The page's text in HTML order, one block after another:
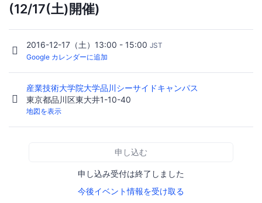
(12/17(土)開催)
2016-12-17（土）13:00 - 15:00 JST
Google カレンダーに追加
産業技術大学院大学品川シーサイドキャンパス
東京都品川区東大井1-10-40
地図を表示
申し込む
申し込み受付は終了しました
今後イベント情報を受け取る